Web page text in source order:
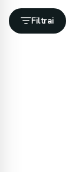
Filtrai